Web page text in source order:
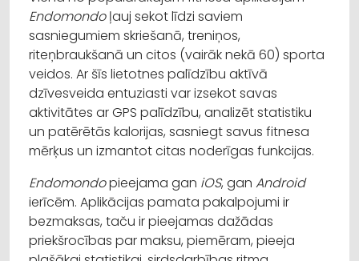
Endomondoļauj sekot līdzi saviem
sasniegumiem skriešanā, treniņos,
riteņbraukšanā un citos (vairāk nekā 60) sporta
veidos. Ar šīs lietotnes palīdzību aktīvā
dzīvesveida entuziasti var izsekot savas
aktivitātes ar GPS palīdzību, analizēt statistiku
un patērētās kalorijas, sasniegt savus fitnesa
mērķus un izmantot citas noderīgas funkcijas.
Endomondopieejama gan iOS, gan Android
ierīcēm. Aplikācijas pamata pakalpojumi ir
bezmaksas, taču ir pieejamas dažādas
priekšrocības par maksu, piemēram, pieeja